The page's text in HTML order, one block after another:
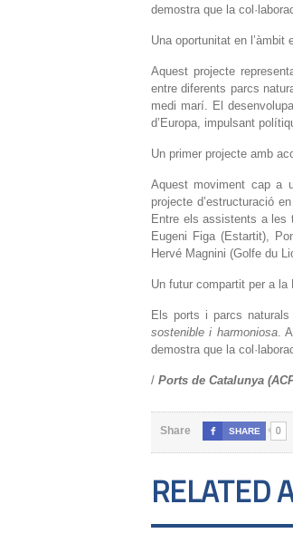
demostra que la
Una oportunitat en l’àmbit
Aquest projecte
entre diferents parcs
medi marí. El
d’Europa, impulsant
Un primer projecte amb
Aquest moviment cap a
projecte d’estructuració
Entre els assistents a les
Eugeni Figa (Estartit),
Hervé Magnini (Golfe du
Un futur compartit per a la
Els ports i parcs
sostenible i harmoniosa.
demostra que la
/ Ports de Catalunya
Share  SHARE 0
RELATED